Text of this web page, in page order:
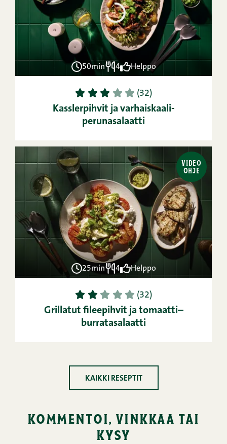
50min 4 Helppo
1 2 3 4 5 (32)
Kasslerpihvit ja varhaiskaali-
perunasalaatti
VIDEO
OHJE
25min 4 Helppo
1 2 3 4 5 (32)
Grillatut fileepihvit ja tomaatti–
burratasalaatti
KAIKKI RESEPTIT
kommentoi, vinkkaa tai
kysy